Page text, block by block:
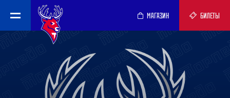
МАГАЗИН БИЛЕТЫ